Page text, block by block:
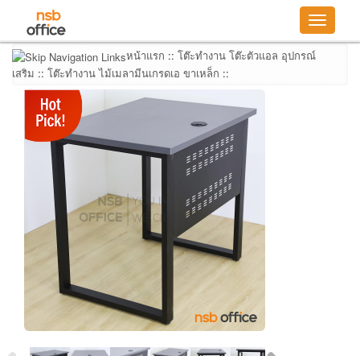
Toggle
หน้าแรก :: โต๊ะทำงาน โต๊ะตัวแอล อุปกรณ์
เสริม :: โต๊ะทำงาน ไม้เมลามีนเกรดเอ ขาเหล็ก ::